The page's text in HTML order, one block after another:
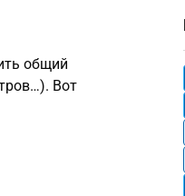
общий
Вот